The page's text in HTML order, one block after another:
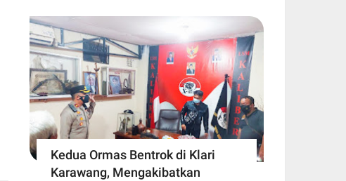
Kedua Ormas Bentrok di Klari
Karawang, Mengakibatkan